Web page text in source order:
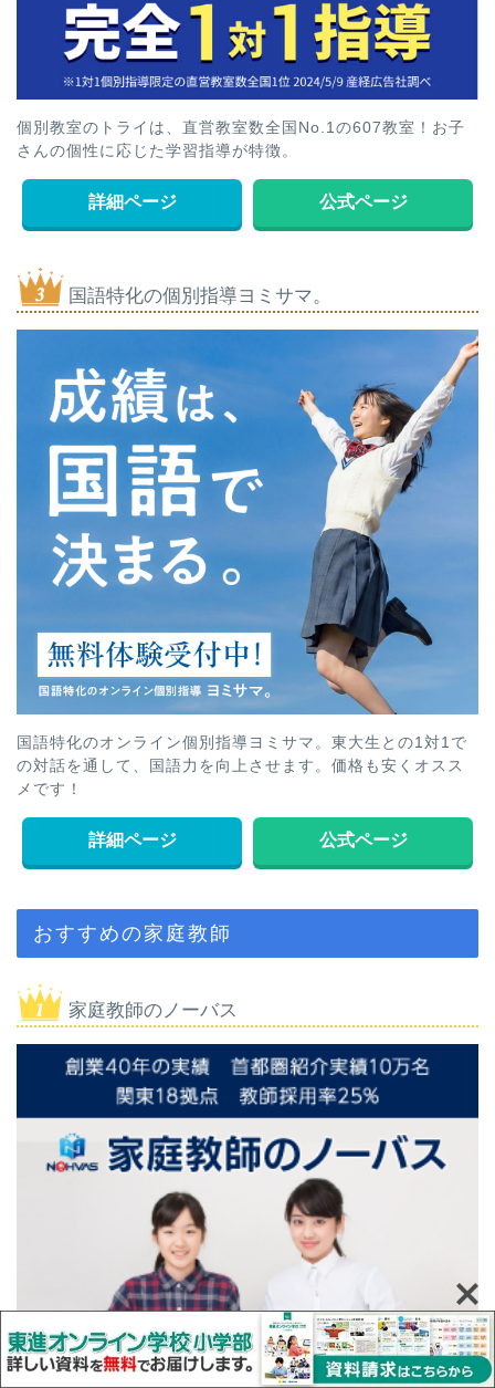
個別教室のトライは、直営教室数全国No.1の607教室！お子
さんの個性に応じた学習指導が特徴。
詳細ページ 公式ページ
国語特化の個別指導ヨミサマ。
国語特化のオンライン個別指導ヨミサマ。東大生との1対1で
の対話を通して、国語力を向上させます。価格も安くオスス
メです！
詳細ページ 公式ページ
おすすめの家庭教師
家庭教師のノーバス